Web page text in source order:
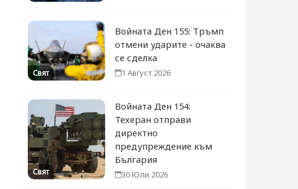
Свят
Войната Ден 155: Тръмп
отмени ударите - очаква
се сделка
1 Август 2026
Свят
Войната Ден 154:
Техеран отправи
директно
предупреждение към
България
30 Юли 2026